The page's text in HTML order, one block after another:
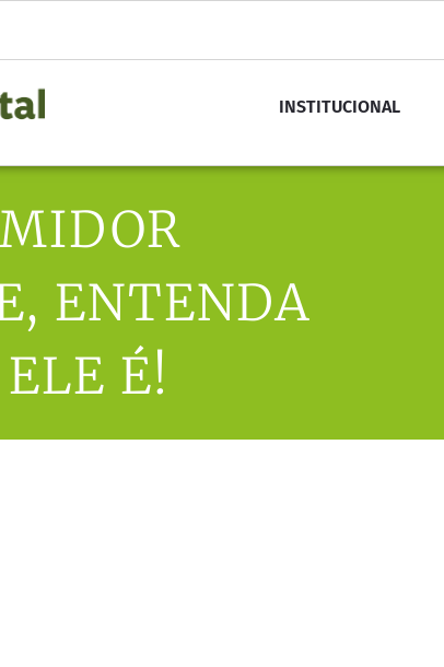
INSTITUCIONAL
ENTENDA
É!